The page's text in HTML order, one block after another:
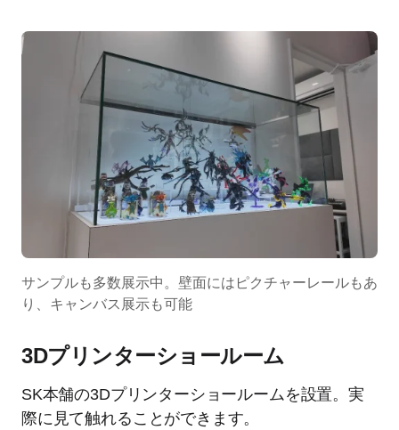
サンプルも多数展示中。壁面にはピクチャーレールもあ
り、キャンバス展示も可能
3Dプリンターショールーム
SK本舗の3Dプリンターショールームを設置。実
際に見て触れることができます。